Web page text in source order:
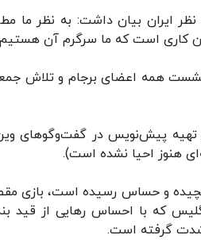
ایران بیان داشت: به نظر ما
کاری است که ما سرگرم آن
نشست همه اعضای برجام و تلاش
تهیه پیش‌نویس در گفت‌وگوهای
هنوز احیا نشده است).
و حساس رسیده است، بازی
که با احساس رهایی از قید
گرفته است.